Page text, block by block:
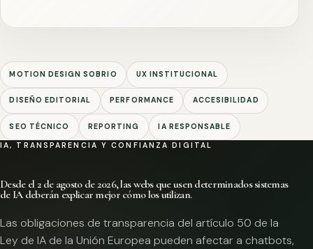
MOTION DESIGN SOBRIO UX INSTITUCIONAL
DISEÑO EDITORIAL PERFORMANCE ACCESIBILIDAD
SEO TÉCNICO REPORTING IA RESPONSABLE
IA, TRANSPARENCIA Y CONFIANZA DIGITAL
Desde el 2 de agosto de 2026, las webs que usen determinados sistemas
de IA deberán explicar mejor cómo los utilizan.
Las obligaciones de transparencia del artículo 50 de la
Ley de IA de la Unión Europea pueden afectar a chatbots,